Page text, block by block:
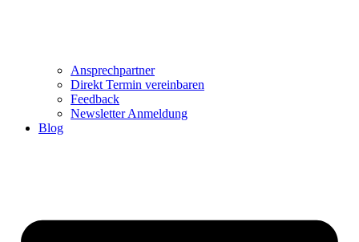
Ansprechpartner
Direkt Termin vereinbaren
Feedback
Newsletter Anmeldung
Blog